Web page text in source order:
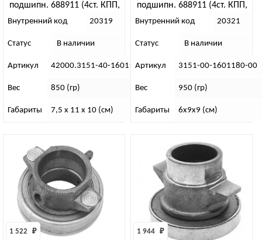
подшипн. 688911 (4ст. КПП,
рыч.корз. вилка с/о, толст.
Внутренний код 20319
Статус В наличии
Артикул 42000.3151-40-1601180-00
Вес 850 (гр)
Габариты 7,5 х 11 х 10 (см)
подшипн. 688911 (4ст. КПП,
рыч.корз. вилка с/о, толст.
Внутренний код 20321
Статус В наличии
Артикул 3151-00-1601180-00
Вес 950 (гр)
Габариты 6х9х9 (см)
1 522 ₽ 1 944 ₽